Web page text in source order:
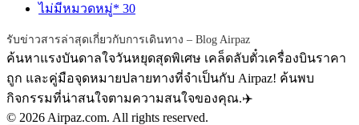
ไม่มีหมวดหมู่* 30
รับข่าวสารล่าสุดเกี่ยวกับการเดินทาง – Blog Airpaz
ค้นหาแรงบันดาลใจวันหยุดสุดพิเศษ เคล็ดลับตั๋วเครื่องบินราคา
ถูก และคู่มือจุดหมายปลายทางที่จำเป็นกับ Airpaz! ค้นพบ
กิจกรรมที่น่าสนใจตามความสนใจของคุณ.✈️
© 2026 Airpaz.com. All rights reserved.